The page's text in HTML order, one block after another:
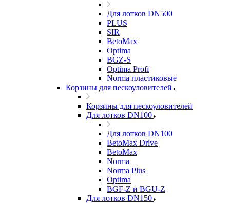
Для лотков DN500
PLUS
SIR
BetoMax
Optima
BGZ-S
Optima Profi
Norma пластиковые
Корзины для пескоуловителей
Корзины для пескоуловителей
Для лотков DN100
Для лотков DN100
BetoMax Drive
BetoMax
Norma
Norma Plus
Optima
BGF-Z и BGU-Z
Для лотков DN150